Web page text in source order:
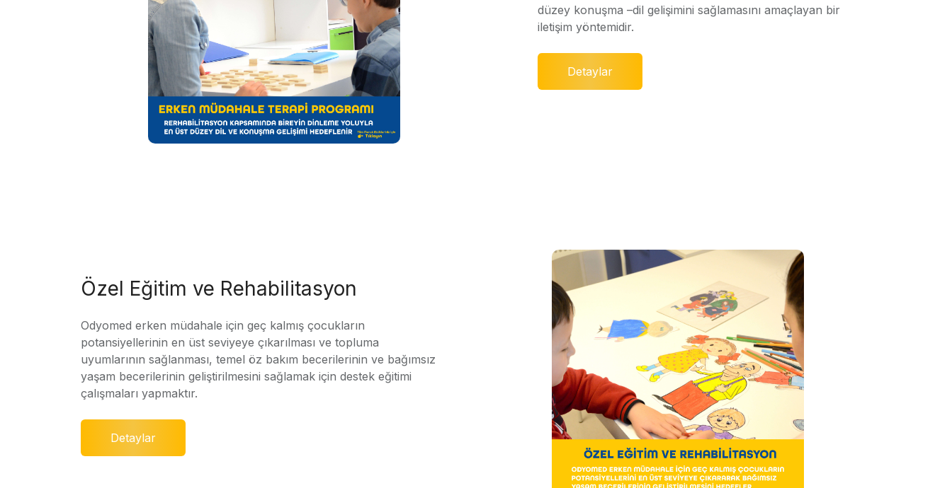
düzey konuşma –dil gelişimini sağlamasını amaçlayan bir
iletişim yöntemidir.
Detaylar
Özel Eğitim ve Rehabilitasyon
Odyomed erken müdahale için geç kalmış çocukların
potansiyellerinin en üst seviyeye çıkarılması ve topluma
uyumlarının sağlanması, temel öz bakım becerilerinin ve bağımsız
yaşam becerilerinin geliştirilmesini sağlamak için destek eğitimi
çalışmaları yapmaktır.
Detaylar